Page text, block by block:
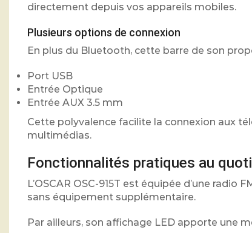
directement depuis vos appareils mobiles.
Plusieurs options de connexion
En plus du Bluetooth, cette barre de son
Port USB
Entrée Optique
Entrée AUX 3.5 mm
Cette polyvalence facilite la connexion aux
multimédias.
Fonctionnalités pratiques au
L’OSCAR OSC-915T est équipée d’une
sans équipement supplémentaire.
Par ailleurs, son affichage LED apporte une